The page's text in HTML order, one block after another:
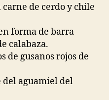
carne de cerdo y chile
forma de barra
calabaza.
de gusanos rojos de
del aguamiel del